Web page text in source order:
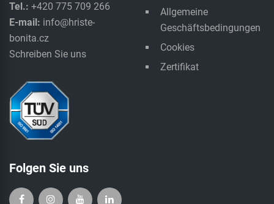
Tel.: +420 775 709 266
E-mail: info@hriste-
bonita.cz
Schreiben Sie uns
Allgemeine
Geschäftsbedingungen
Cookies
Zertifikat
Folgen Sie uns